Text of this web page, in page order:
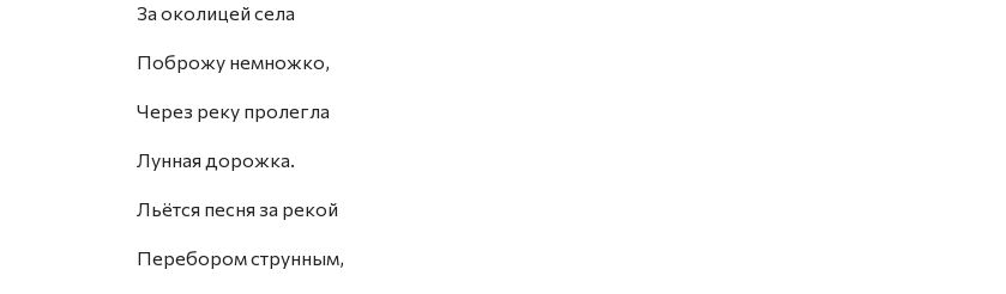
За околицей села
Поброжу немножко,
Через реку пролегла
Лунная дорожка.
Льётся песня за рекой
Перебором струнным,